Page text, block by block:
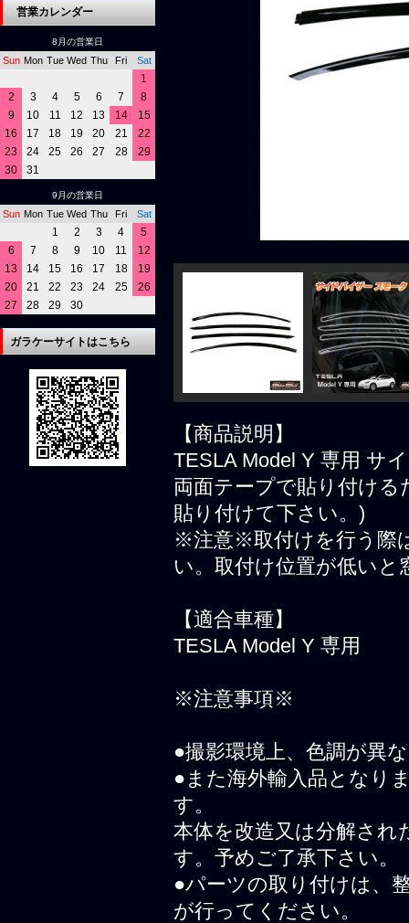
【商品説明】
TESLA Model Y 専用 サ
両面テープで貼り付け
貼り付けて下さい。)
※注意※取付けを行う際
い。取付け位置が低い
【適合車種】
TESLA Model Y 専用
※注意事項※
●撮影環境上、色調が異
●また海外輸入品となり
す。
本体を改造又は分解され
す。予めご了承下さい。
●パーツの取り付けは、
が行ってください。
営業カレンダー
8月の営業日
Sun Mon Tue Wed Thu Fri Sat
1
2
3 4 5 6 7
8
9
10 11 12 13 14
15
16
17 18 19 20 21
22
23
24 25 26 27 28
29
30
31
9月の営業日
Sun Mon Tue Wed Thu Fri Sat
1 2 3 4
5
6
7 8 9 10 11
12
13
14 15 16 17 18
19
20
21 22 23 24 25
26
27
28 29 30
ガラケーサイトはこちら